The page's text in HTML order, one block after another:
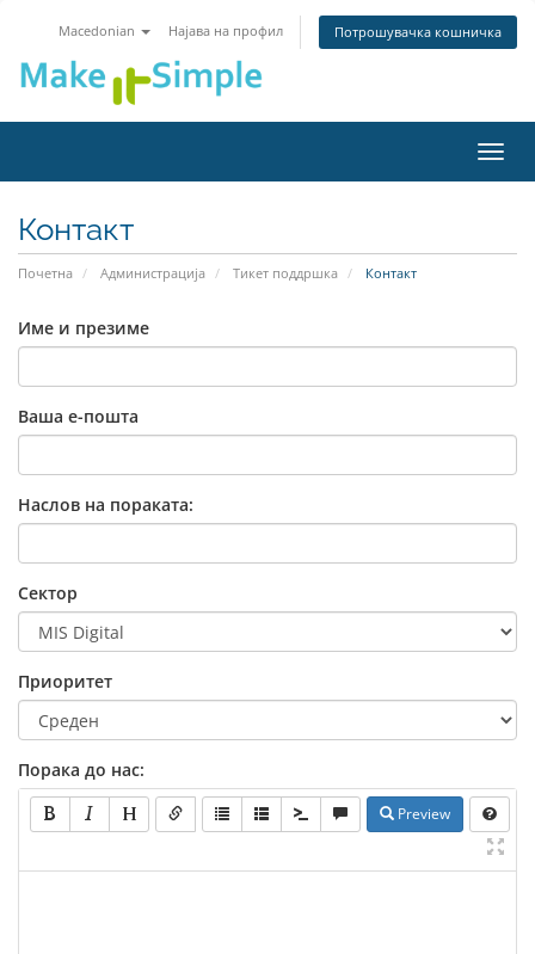
Macedonian Најава на профил Потрошувачка кошничка
ја
Контакт
Почетна Администрација Тикет поддршка Контакт
Име и презиме
Ваша е-пошта
Наслов на пораката:
Сектор
Приоритет
Порака до нас:
Preview